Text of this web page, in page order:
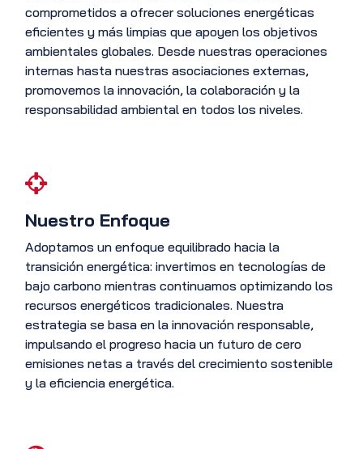
comprometidos a ofrecer soluciones energéticas
eficientes y más limpias que apoyen los objetivos
ambientales globales. Desde nuestras operaciones
internas hasta nuestras asociaciones externas,
promovemos la innovación, la colaboración y la
responsabilidad ambiental en todos los niveles.
Nuestro Enfoque
Adoptamos un enfoque equilibrado hacia la
transición energética: invertimos en tecnologías de
bajo carbono mientras continuamos optimizando los
recursos energéticos tradicionales. Nuestra
estrategia se basa en la innovación responsable,
impulsando el progreso hacia un futuro de cero
emisiones netas a través del crecimiento sostenible
y la eficiencia energética.